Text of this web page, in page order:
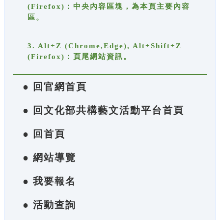
(Firefox)：中央內容區塊，為本頁主要內容
區。
3. Alt+Z (Chrome,Edge), Alt+Shift+Z
(Firefox)：頁尾網站資訊。
● 回官網首頁
● 回文化部共構藝文活動平台首頁
● 回首頁
● 網站導覽
● 我要報名
● 活動查詢